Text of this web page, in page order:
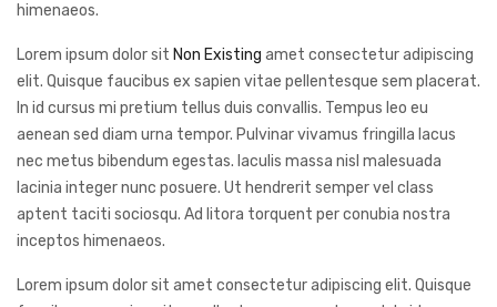
himenaeos.
Lorem ipsum dolor sit Non Existing amet consectetur adipiscing
elit. Quisque faucibus ex sapien vitae pellentesque sem placerat.
In id cursus mi pretium tellus duis convallis. Tempus leo eu
aenean sed diam urna tempor. Pulvinar vivamus fringilla lacus
nec metus bibendum egestas. Iaculis massa nisl malesuada
lacinia integer nunc posuere. Ut hendrerit semper vel class
aptent taciti sociosqu. Ad litora torquent per conubia nostra
inceptos himenaeos.
Lorem ipsum dolor sit amet consectetur adipiscing elit. Quisque